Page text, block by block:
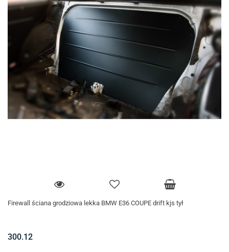
Firewall ściana grodziowa lekka BMW E36 COUPE drift kjs tył
300.12